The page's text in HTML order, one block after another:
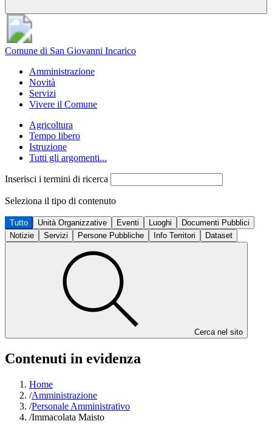
Comune di San Giovanni Incarico
Amministrazione
Novità
Servizi
Vivere il Comune
Agricoltura
Tempo libero
Istruzione
Tutti gli argomenti...
Inserisci i termini di ricerca
Seleziona il tipo di contenuto
Tutto Unità Organizzative Eventi Luoghi
Documenti Pubblici
Notizie
Servizi Persone Pubbliche Info Territori Dataset
Cerca nel sito
Contenuti in evidenza
Home
/Amministrazione
/Personale Amministrativo
/Immacolata Maisto